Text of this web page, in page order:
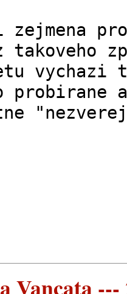
zejmena
takoveho
vychazi
probirane
Vancata ---